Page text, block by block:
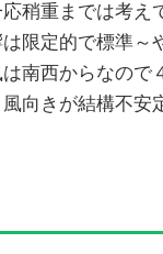
稍重までは考え
限定的で標準～
南西からなので
向きが結構不安